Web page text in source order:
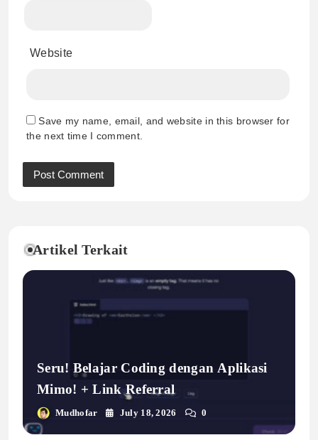
Website
Save my name, email, and website in this browser for
the next time I comment.
Artikel Terkait
Seru! Belajar Coding dengan Aplikasi
Mimo! + Link Referral
Mudhofar July 18, 2026 0